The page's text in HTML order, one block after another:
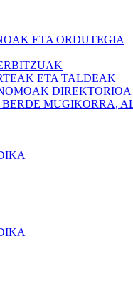
ETA ORDUTEGIA
ETA TALDEAK
DIREKTORIOA
MUGIKORRA,